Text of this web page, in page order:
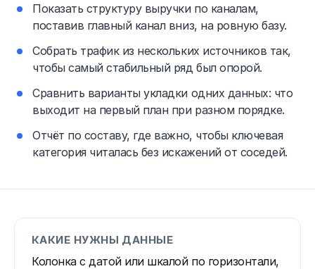
Показать структуру выручки по каналам,
поставив главный канал вниз, на ровную базу.
Собрать трафик из нескольких источников так,
чтобы самый стабильный ряд был опорой.
Сравнить варианты укладки одних данных: что
выходит на первый план при разном порядке.
Отчёт по составу, где важно, чтобы ключевая
категория читалась без искажений от соседей.
КАКИЕ НУЖНЫ ДАННЫЕ
Колонка с датой или шкалой по горизонтали,